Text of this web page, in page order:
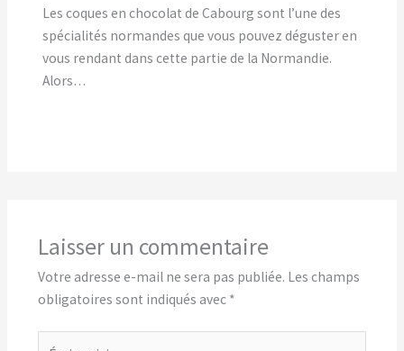
Les coques en chocolat de Cabourg sont l’une des
spécialités normandes que vous pouvez déguster en
vous rendant dans cette partie de la Normandie.
Alors…
Laisser un commentaire
Votre adresse e-mail ne sera pas publiée. Les champs
obligatoires sont indiqués avec *